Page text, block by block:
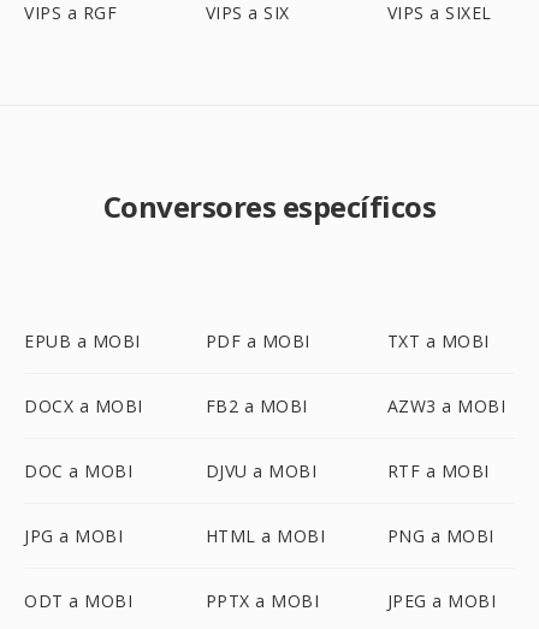
VIPS a RGF VIPS a SIX VIPS a SIXEL
Conversores específicos
EPUB a MOBI PDF a MOBI TXT a MOBI
DOCX a MOBI FB2 a MOBI AZW3 a MOBI
DOC a MOBI DJVU a MOBI RTF a MOBI
JPG a MOBI HTML a MOBI PNG a MOBI
ODT a MOBI PPTX a MOBI JPEG a MOBI